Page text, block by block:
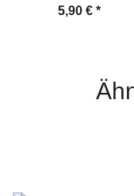
letzten Propheten
5,90 € *